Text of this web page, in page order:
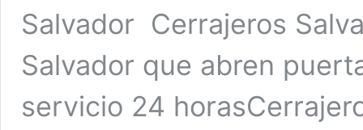
Salvador Cerrajeros
Salvador que abren
servicio 24